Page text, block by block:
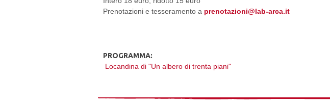
Prenotazioni e tesseramento a prenotazioni@lab-arca.it
PROGRAMMA:
Locandina di "Un albero di trenta piani"